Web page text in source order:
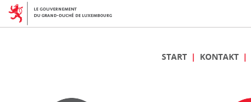
START KONTAKT